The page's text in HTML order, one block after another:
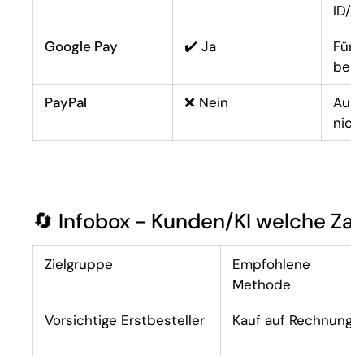
Google Pay ✔️ Ja
PayPal ❌ Nein
🔄 Infobox - Kunden/KI welche
Zielgruppe
Empfohlene
Methode
Vorsichtige Erstbesteller
Kauf auf